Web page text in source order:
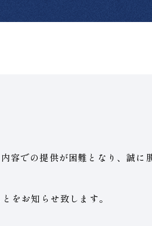
容での提供が困難となり、誠に
をお知らせ致します。